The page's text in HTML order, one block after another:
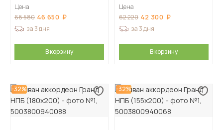
Цена
68 580 46 650
за 3 дня
В корзину
Цена
62 220 42 300
за 3 дня
В корзину
-32% -32%